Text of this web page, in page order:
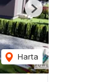
Harta
Next